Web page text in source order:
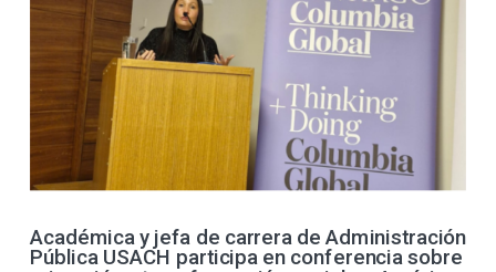
Académica y jefa de carrera de Administración
Pública USACH participa en conferencia sobre